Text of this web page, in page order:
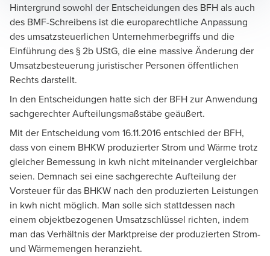
Hintergrund sowohl der Entscheidungen des BFH als auch
des BMF-Schreibens ist die europarechtliche Anpassung
des umsatzsteuerlichen Unternehmerbegriffs und die
Einführung des § 2b UStG, die eine massive Änderung der
Umsatzbesteuerung juristischer Personen öffentlichen
Rechts darstellt.
In den Entscheidungen hatte sich der BFH zur Anwendung
sachgerechter Aufteilungsmaßstäbe geäußert.
Mit der Entscheidung vom 16.11.2016 entschied der BFH,
dass von einem BHKW produzierter Strom und Wärme trotz
gleicher Bemessung in kwh nicht miteinander vergleichbar
seien. Demnach sei eine sachgerechte Aufteilung der
Vorsteuer für das BHKW nach den produzierten Leistungen
in kwh nicht möglich. Man solle sich stattdessen nach
einem objektbezogenen Umsatzschlüssel richten, indem
man das Verhältnis der Marktpreise der produzierten Strom-
und Wärmemengen heranzieht.
Henning Overkamp
Rechtsanwalt, Steuerberater, Geschäftsführer, Tax &
Legal